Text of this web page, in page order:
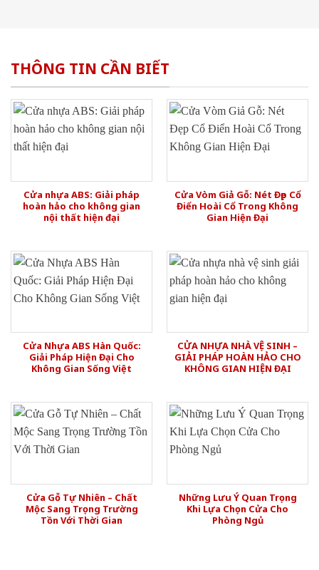
THÔNG TIN CẦN BIẾT
Cửa nhựa ABS: Giải pháp
hoàn hảo cho không gian
nội thất hiện đại
Cửa Vòm Giả Gỗ: Nét Đẹp Cổ
Điển Hoài Cổ Trong Không
Gian Hiện Đại
Cửa Nhựa ABS Hàn Quốc:
Giải Pháp Hiện Đại Cho
Không Gian Sống Việt
CỬA NHỰA NHÀ VỆ SINH –
GIẢI PHÁP HOÀN HẢO CHO
KHÔNG GIAN HIỆN ĐẠI
Cửa Gỗ Tự Nhiên – Chất
Mộc Sang Trọng Trường
Tồn Với Thời Gian
Những Lưu Ý Quan Trọng
Khi Lựa Chọn Cửa Cho
Phòng Ngủ